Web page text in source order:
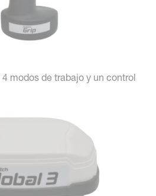
modos de trabajo y un control